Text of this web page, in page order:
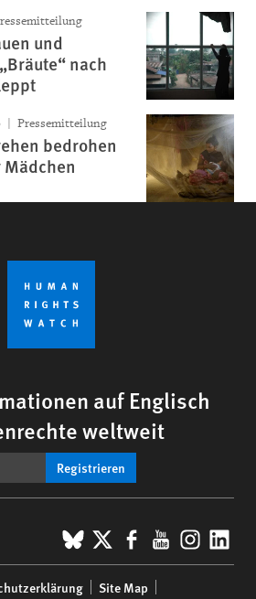
und
nach
Pressemitteilung
bedrohen
auf Englisch
weltweit
Registrieren
BlueSky
X Facebook
YouTube
Site Map